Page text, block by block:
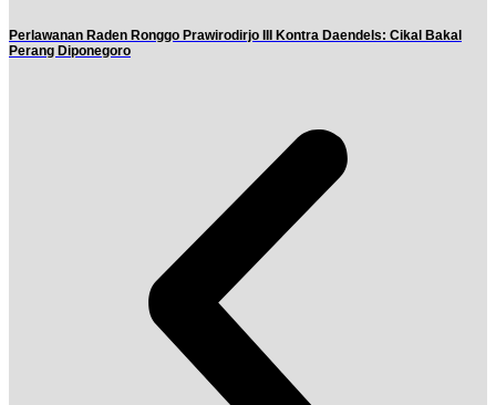
Perlawanan Raden Ronggo Prawirodirjo III Kontra Daendels: Cikal Bakal
Perang Diponegoro